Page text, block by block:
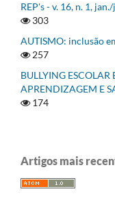
REP's - v. 16, n. 1,
303
AUTISMO: inclusão
257
BULLYING ESCOLAR
APRENDIZAGEM E
174
Artigos mais